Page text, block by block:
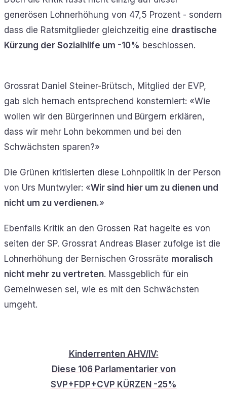
generösen Lohnerhöhung von 47,5 Prozent - sondern
dass die Ratsmitglieder gleichzeitig eine drastische
Kürzung der Sozialhilfe um -10% beschlossen.
Grossrat Daniel Steiner-Brütsch, Mitglied der EVP,
gab sich hernach entsprechend konsterniert: «Wie
wollen wir den Bürgerinnen und Bürgern erklären,
dass wir mehr Lohn bekommen und bei den
Schwächsten sparen?»
Die Grünen kritisierten diese Lohnpolitik in der Person
von Urs Muntwyler: «Wir sind hier um zu dienen und
nicht um zu verdienen.»
Ebenfalls Kritik an den Grossen Rat hagelte es von
seiten der SP. Grossrat Andreas Blaser zufolge ist die
Lohnerhöhung der Bernischen Grossräte moralisch
nicht mehr zu vertreten. Massgeblich für ein
Gemeinwesen sei, wie es mit den Schwächsten
umgeht.
Kinderrenten AHV/IV:
Diese 106 Parlamentarier von
SVP+FDP+CVP KÜRZEN -25%